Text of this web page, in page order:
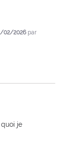
02/2026 par
je